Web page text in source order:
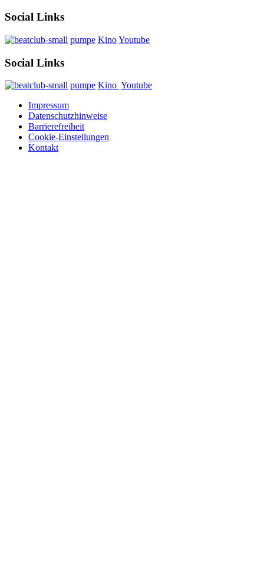
Social Links
pumpe KinoYoutube
Social Links
pumpe Kino Youtube
Impressum
Datenschutzhinweise
Barrierefreiheit
Cookie-Einstellungen
Kontakt